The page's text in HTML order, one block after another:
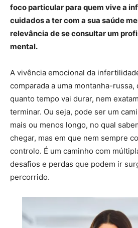
foco particular para quem vive a
cuidados a ter com a sua saúde
relevância de se consultar um
mental.
A vivência emocional da
comparada a uma montanha-russa,
quanto tempo vai durar, nem
terminar. Ou seja, pode ser um
mais ou menos longo, no qual
chegar, mas em que nem sempre
controlo. É um caminho com
desafios e perdas que podem ir
percorrido.